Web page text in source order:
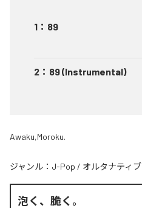
1 ： 89
2 ： 89 (Instrumental)
Awaku,Moroku.
ジャンル： J-Pop / オルタナティブ
泡く、脆く。